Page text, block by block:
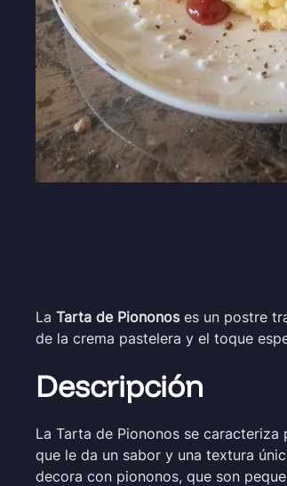
La Tarta de Piononoses un postre
de la crema pastelera y el toque
Descripción
La Tarta de Piononos se
que le da un sabor y una textura
decora con piononos, que son